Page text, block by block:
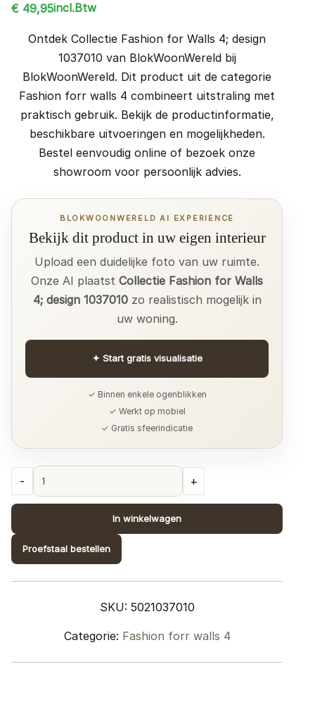
€ 49,95incl.Btw
Ontdek Collectie Fashion for Walls 4; design
1037010 van BlokWoonWereld bij
BlokWoonWereld. Dit product uit de categorie
Fashion forr walls 4 combineert uitstraling met
praktisch gebruik. Bekijk de productinformatie,
beschikbare uitvoeringen en mogelijkheden.
Bestel eenvoudig online of bezoek onze
showroom voor persoonlijk advies.
BLOKWOONWERELD AI EXPERIENCE
Bekijk dit product in uw eigen interieur
Upload een duidelijke foto van uw ruimte.
Onze AI plaatst Collectie Fashion for Walls
4; design 1037010zo realistisch mogelijk in
uw woning.
✦ Start gratis visualisatie
✓ Binnen enkele ogenblikken
✓ Werkt op mobiel
✓ Gratis sfeerindicatie
for
Walls
4;
design
1037010
- +
In winkelwagen
Proefstaal bestellen
SKU: 5021037010
Categorie: Fashion forr walls 4